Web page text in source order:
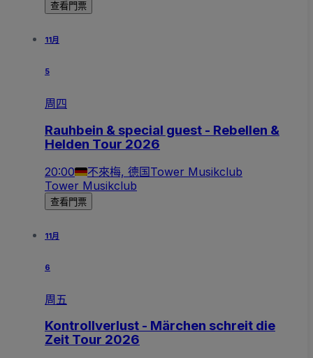
查看門票
11月
5
周四
Rauhbein & special guest - Rebellen &
Helden Tour 2026
20:00 不來梅, 德国Tower Musikclub
Tower Musikclub
查看門票
11月
6
周五
Kontrollverlust - Märchen schreit die
Zeit Tour 2026